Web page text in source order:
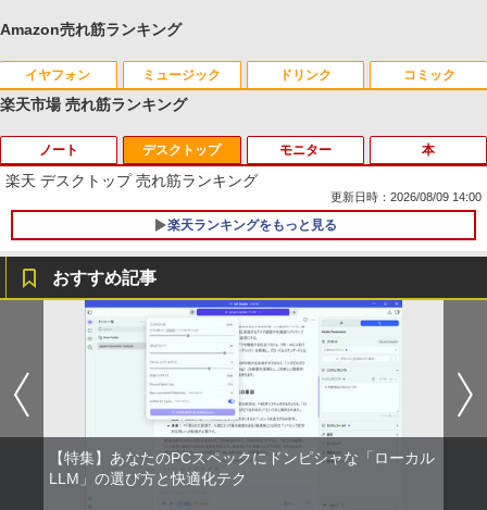
Amazon売れ筋ランキング
イヤフォン
Anker Soundcore P40i オフホワイト
￥7,990
￥5,990
Anker Soundcore Liberty 5 ミッドナイトブ
ラック
￥14,990
ミュージック
BRUCE WAYNE feat. Flo Milli, ATL Jacob
[Explicit]
￥250
[Explicit]
￥250
見知らぬ糸
￥250
ドリンク
【Amazon.co.jp限定】 い・ろ・は・す 2L P
ET ラベルレス ×8本
￥1,112
富士山の天然水 バナジウム含有 水 ミネラル
ウォーター ペットボトル 静岡県産 500ミリリ
ットル (Smart Basic)
￥1,380
by Amazon 天然水ラベルレス 2L×9本
￥1,117
コミック
薬屋のひとりごと 17巻 (デジタル版ビッグガ
ンガンコミックス)
￥770
エース)
￥832
ONE PIECE モノクロ版 115 (ジャンプコミッ
クスDIGITAL)
￥594
楽天市場 売れ筋ランキング
ノート
1
【★最大100%ポイント】【大特価!訳あ
り!】富士通 LIFEBOOK A576/第6世代 C
パソコン ノートパソコン Windows11 W
indows10
￥8,999
【マラソンP5倍/10%オフクーポン】中古
ノートパソコン Windows11 Pro Office
付き Panasonic Let's note CF-NX3 第4
世代 Core i5 メモリ8GB 高速SSD256GB
デスクトップ
楽天 デスクトップ 売れ筋ランキング
更新日時：2026/08/09 14:00
楽天ランキングをもっと見る
モニター
富士通 Fujitsu 液晶モニター VL-17CST
17インチ スクエア ホワイト LCD LEDバ
ックライト SXGA 1280×1024 TNパネル
非光沢 ノングレア DVI VESA準拠 ディス
プレイ 【中古】
￥2,750
本
ちいかわ なんか小さくてかわいいやつ
（1） （ワイドKC） [ ナガノ ]
￥1,100
羽生結弦（2027年1月始まりカレンダ
おすすめ記事
【特集】あなたのPCスペックにドンピシャな「ローカル
LLM」の選び方と快適化テク